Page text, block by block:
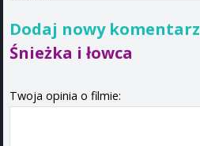
Dodaj nowy komentarz
Śnieżka i łowca
Twoja opinia o filmie: